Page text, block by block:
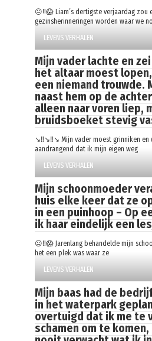
😐‼️😱 Liam’s dertigste verjaardag zou
gezinsherinneringen worden waar we
LEVENS VERHALEN
Mijn vader lachte en
het altaar moest
een niemand trouwde.
naast hem op de
alleen naar voren liep,
bruidsboeket stevig
↘️‼️↘️‼️↘️ Mijn vader moest grinniken en
aandrangend dat ik mijn eigen weg
LEVENS VERHALEN
Mijn schoonmoeder
huis elke keer dat ze
in een puinhoop – Op
ik haar eindelijk een
😐‼️😱 Jarenlang behandelde mijn
het een plek was waar ze
LEVENS VERHALEN
Mijn baas had de
in het waterpark
overtuigd dat ik me te
schamen om te komen,